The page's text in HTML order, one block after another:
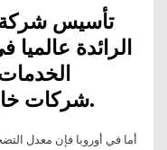
تأسيس شركة
شركات خارجية في 25 دولة مختلفة.
أما في أوروبا فإن معدل